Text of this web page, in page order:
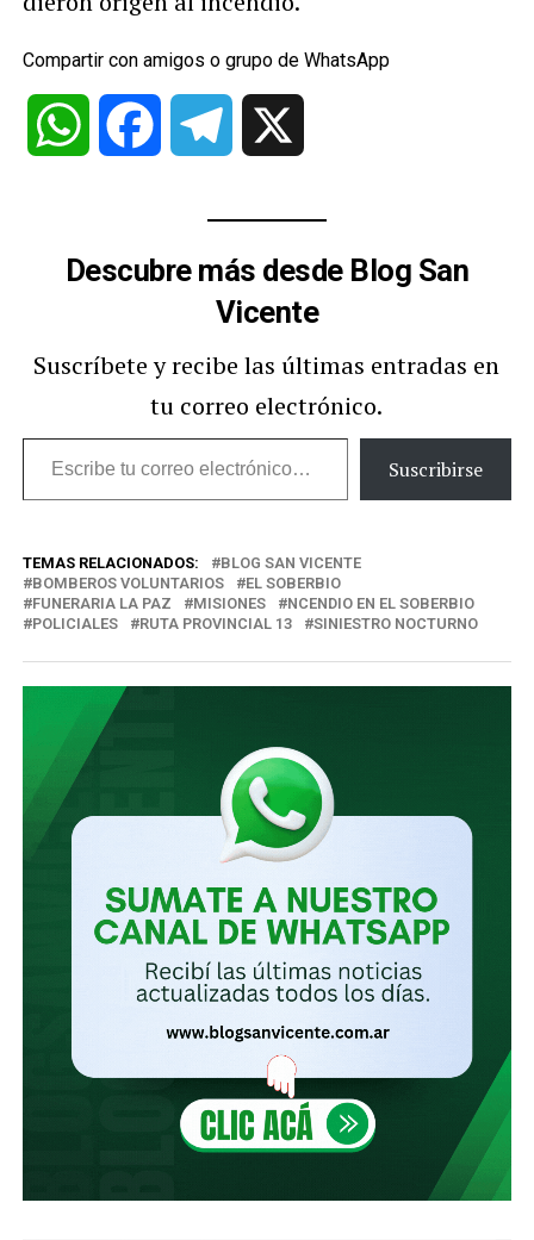
Compartir con amigos o grupo de WhatsApp
WhatsApp Facebook Telegram
Descubre más desde Blog San
Vicente
Suscríbete y recibe las últimas entradas en
tu correo electrónico.
Escribe
tu
electrónico…
Suscribirse
TEMAS RELACIONADOS:
BLOG SAN VICENTE
BOMBEROS VOLUNTARIOS
EL SOBERBIO
FUNERARIA LA PAZ
MISIONES
NCENDIO EN EL SOBERBIO
POLICIALES
RUTA PROVINCIAL 13 SINIESTRO NOCTURNO